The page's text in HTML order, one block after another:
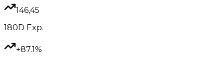
146,45
180D Exp.
+87.1%